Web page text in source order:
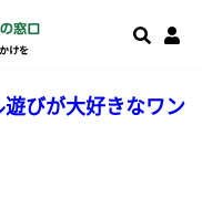
びが大好きなワン